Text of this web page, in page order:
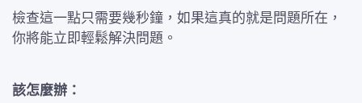
檢查這一點只需要幾秒鐘，如果這真的就是問題所在，
你將能立即輕鬆解決問題。
該怎麼辦：